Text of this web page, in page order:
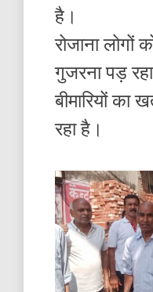
है।
रोजाना लोगों
गुजरना पड़
बीमारियों का
रहा है।